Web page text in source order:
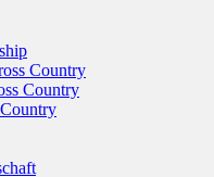
Country
Country